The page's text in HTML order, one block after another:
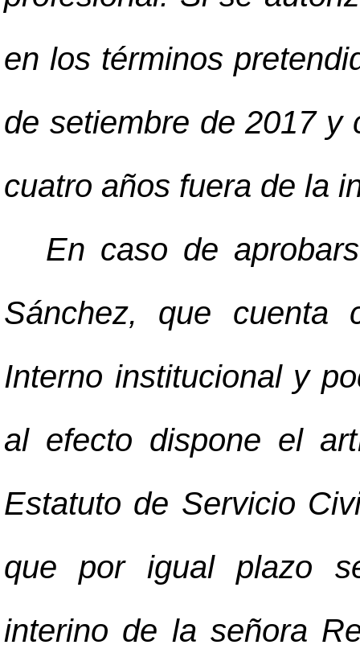
en los términos
de setiembre de 2017 y
cuatro años fuera de la
En caso de
Sánchez, que cuenta
Interno institucional y
al efecto dispone el
Estatuto de Servicio
que por igual plazo
interino de la señora